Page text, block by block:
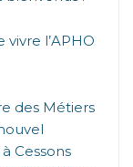
l’APHO
des Métiers
Cessons